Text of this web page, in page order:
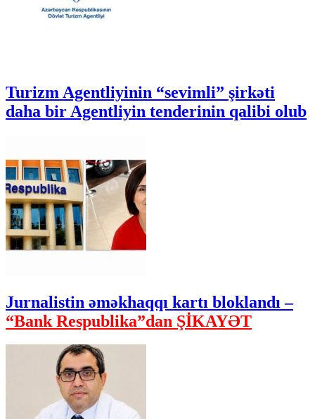
Turizm Agentliyinin “sevimli” şirkəti
daha bir Agentliyin tenderinin qalibi olub
Jurnalistin əməkhaqqı kartı bloklandı –
“Bank Respublika”dan ŞİKAYƏT